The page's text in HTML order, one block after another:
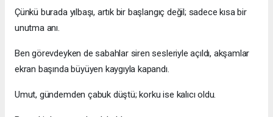
Çünkü burada yılbaşı, artık bir başlangıç değil; sadece kısa bir
unutma anı.
Ben görevdeyken de sabahlar siren sesleriyle açıldı, akşamlar
ekran başında büyüyen kaygıyla kapandı.
Umut, gündemden çabuk düştü; korku ise kalıcı oldu.